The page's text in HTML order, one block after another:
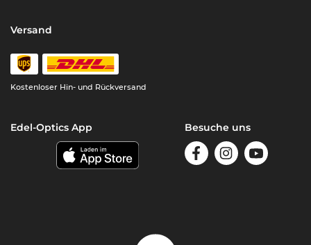
Versand
Kostenloser Hin- und Rückversand
Edel-Optics App Besuche uns